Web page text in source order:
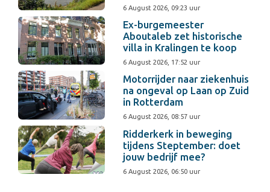
6 August 2026, 09:23 uur
Ex-burgemeester
Aboutaleb zet historische
villa in Kralingen te koop
6 August 2026, 17:52 uur
Motorrijder naar ziekenhuis
na ongeval op Laan op Zuid
in Rotterdam
6 August 2026, 08:57 uur
Ridderkerk in beweging
tijdens Steptember: doet
jouw bedrijf mee?
6 August 2026, 06:50 uur